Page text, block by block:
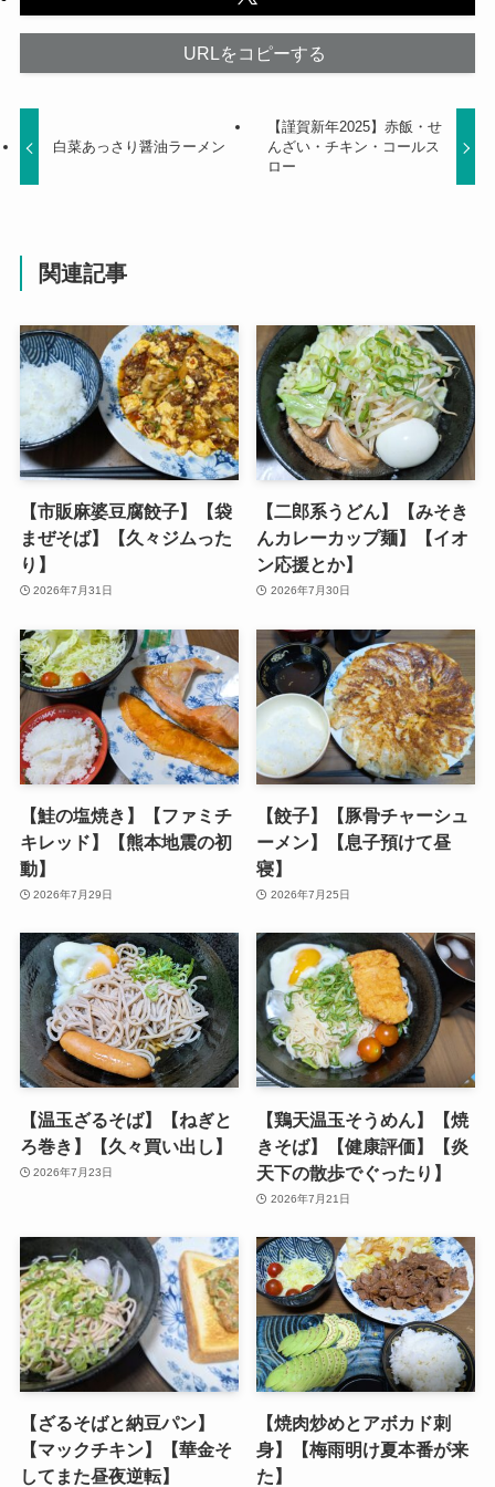
URLをコピーする
白菜あっさり醤油ラーメン
【謹賀新年2025】赤飯・せ
んざい・チキン・コールス
ロー
関連記事
【市販麻婆豆腐餃子】【袋
まぜそば】【久々ジムった
り】
2026年7月31日
【二郎系うどん】【みそき
んカレーカップ麺】【イオ
ン応援とか】
2026年7月30日
【鮭の塩焼き】【ファミチ
キレッド】【熊本地震の初
動】
2026年7月29日
【餃子】【豚骨チャーシュ
ーメン】【息子預けて昼
寝】
2026年7月25日
【温玉ざるそば】【ねぎと
ろ巻き】【久々買い出し】
2026年7月23日
【鶏天温玉そうめん】【焼
きそば】【健康評価】【炎
天下の散歩でぐったり】
2026年7月21日
【ざるそばと納豆パン】
【マックチキン】【華金そ
してまた昼夜逆転】
【焼肉炒めとアボカド刺
身】【梅雨明け夏本番が来
た】